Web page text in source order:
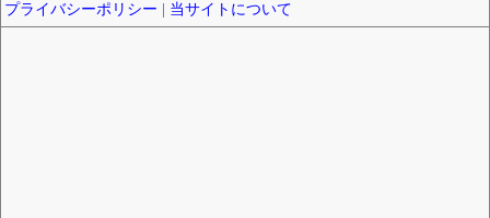
プライバシーポリシー 当サイトについて